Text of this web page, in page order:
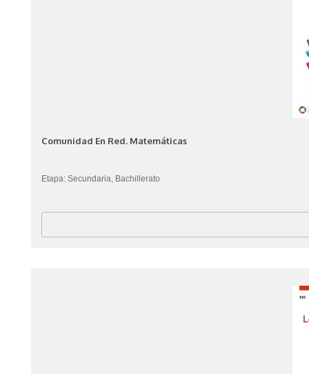
Comunidad En Red. Matemáticas
Etapa: Secundaria, Bachillerato